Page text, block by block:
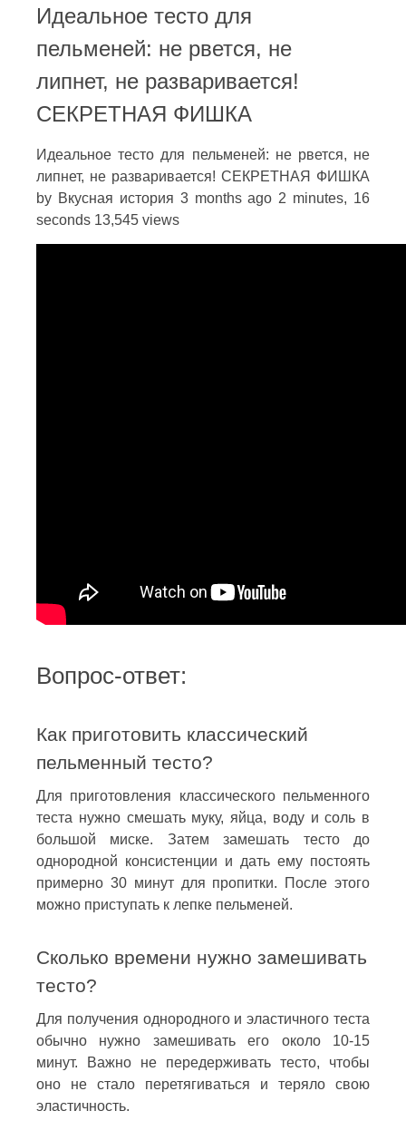
Идеальное тесто для
пельменей: не рвется, не
липнет, не разваривается!
СЕКРЕТНАЯ ФИШКА
Идеальное тесто для пельменей: не рвется, не
липнет, не разваривается! СЕКРЕТНАЯ ФИШКА
by Вкусная история 3 months ago 2 minutes, 16
seconds 13,545 views
Вопрос-ответ:
Как приготовить классический
пельменный тесто?
Для приготовления классического пельменного
теста нужно смешать муку, яйца, воду и соль в
большой миске. Затем замешать тесто до
однородной консистенции и дать ему постоять
примерно 30 минут для пропитки. После этого
можно приступать к лепке пельменей.
Сколько времени нужно замешивать
тесто?
Для получения однородного и эластичного теста
обычно нужно замешивать его около 10-15
минут. Важно не передерживать тесто, чтобы
оно не стало перетягиваться и теряло свою
эластичность.